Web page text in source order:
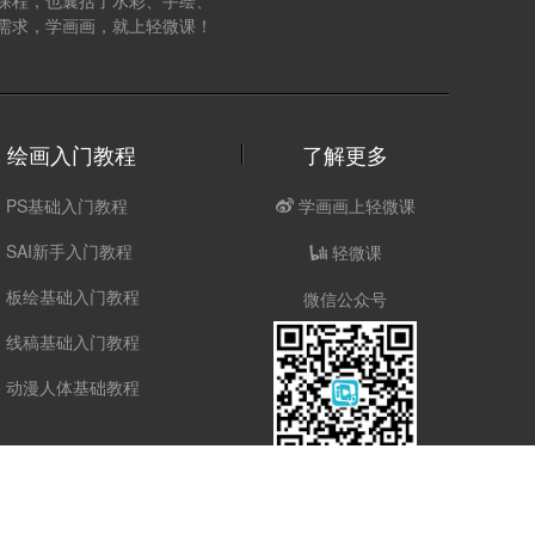
，学画画，就上轻微课！
绘画入门教程
PS基础入门教程
SAI新手入门教程
板绘基础入门教程
线稿基础入门教程
动漫人体基础教程
了解更多
学画画上轻微课
轻微课
微信公众号